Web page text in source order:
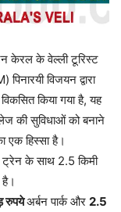
केरल के वेल्ली टूरिस्ट
विजयन द्वारा
किया गया है, यह
की सुविधाओं को बनाने
एक हिस्सा है।
ट्रेन के साथ 2.5 किमी
रुपयेअर्बन पार्क और 2.5